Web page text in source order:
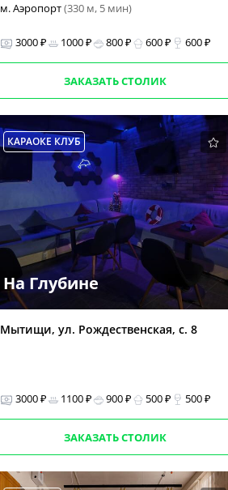
м. Аэропорт(330 м, 5 мин)
3000 ₽ 1000 ₽ 800 ₽ 600 ₽ 600 ₽
ЗАКАЗАТЬ СТОЛИК
КАРАОКЕ КЛУБ
На Глубине
Мытищи, ул. Рождественская, с. 8
3000 ₽ 1100 ₽ 900 ₽ 500 ₽ 500 ₽
ЗАКАЗАТЬ СТОЛИК